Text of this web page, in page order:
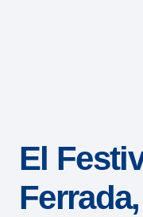
sistema
accesibilidad.
El